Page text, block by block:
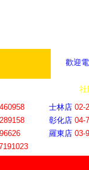
歡迎
社
士林店 02-
彰化店 04-
羅東店 03-